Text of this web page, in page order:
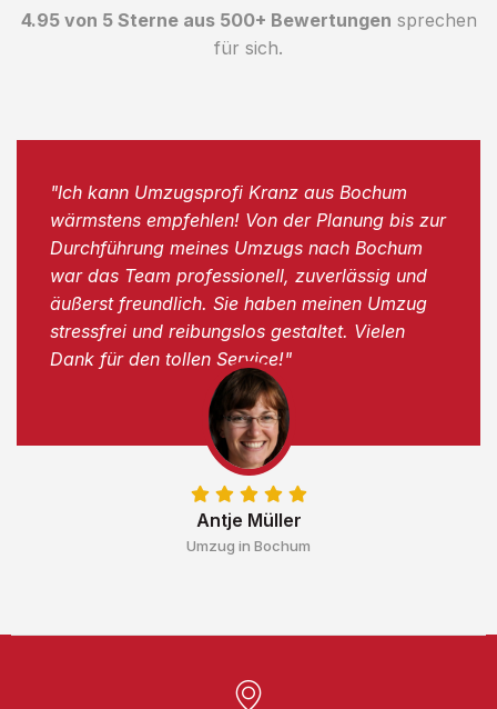
4.95 von 5 Sterne aus 500+ Bewertungen sprechen
für sich.
Antje Müller
Umzug in Bochum
"Ich kann Umzugsprofi Kranz aus Bochum
wärmstens empfehlen! Von der Planung bis zur
Durchführung meines Umzugs nach Bochum
war das Team professionell, zuverlässig und
äußerst freundlich. Sie haben meinen Umzug
stressfrei und reibungslos gestaltet. Vielen
Dank für den tollen Service!"